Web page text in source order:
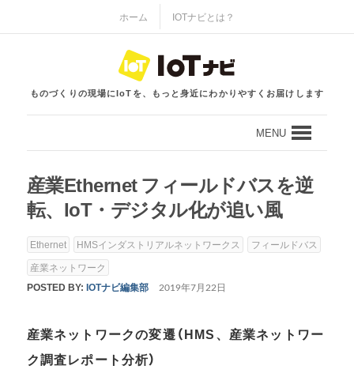
ホーム IOTナビとは？
ものづくりの現場にIoTを、もっと身近にわかりやすくお届けします
MENU
産業Ethernet フィールドバスを逆
転、IoT・デジタル化が追い風
Ethernet HMSインダストリアルネットワークス
フィールドバス
産業ネットワーク
POSTED BY: IOTナビ編集部 2019年7月22日
産業ネットワークの変遷（HMS、産業ネットワー
ク調査レポート分析）